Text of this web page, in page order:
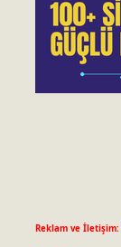
Reklam ve İletişim: